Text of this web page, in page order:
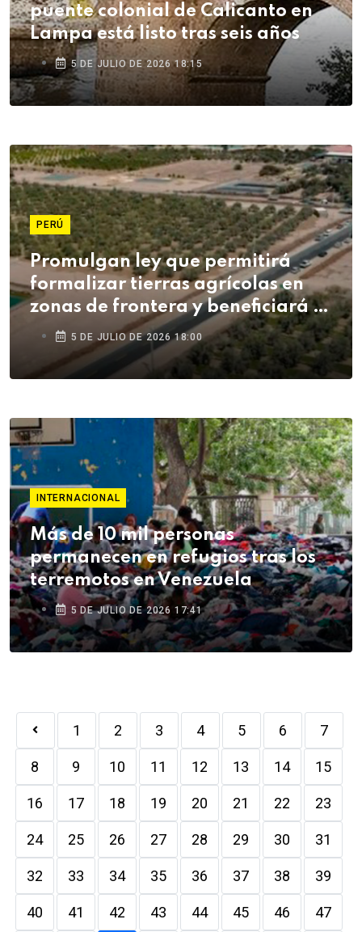
puente colonial de Calicanto en
Lampa está listo tras seis años
5 DE JULIO DE 2026 18:15
PERÚ
Promulgan ley que permitirá
formalizar tierras agrícolas en
zonas de frontera y beneficiará a
agricultores de Tacna
5 DE JULIO DE 2026 18:00
INTERNACIONAL
Más de 10 mil personas
permanecen en refugios tras los
terremotos en Venezuela
5 DE JULIO DE 2026 17:41
1 2 3 4 5 6 7
8 9 10 11 12 13 14 15
16 17 18 19 20 21 22 23
24 25 26 27 28 29 30 31
32 33 34 35 36 37 38 39
40 41 42 43 44 45 46 47